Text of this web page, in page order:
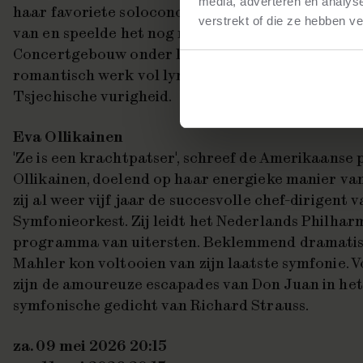
verstrekt of die ze hebben
haar favoriete soloconcerten. Ze maakte er een
van en speelde het nog niet zo lang geleden in het
Concertgebouw onder leiding van Philippe
romantisch werk vol lyrische momenten maar
Tsjechische vurigheid.
Eva Ollikainen
'Ze is een krachtpatser', schreef de
Ollikainen, doelend op haar energieke manier
zij al weer vijf jaar de succesvolle chef-dirigent
Symfonieorkest. Zij leidt het Nederlands
programma van uitersten. Beklemmend
Mahler kon voltooien van zijn laatste symfonie.
zijn de amoureuze escapades van Don Juan in
symfonische gedicht van Richard Strauss.
za. 09 mei 2026 20:15